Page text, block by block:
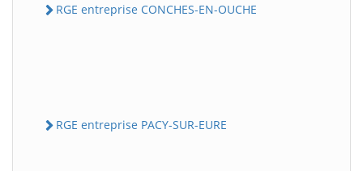
RGE entreprise CONCHES-EN-OUCHE
RGE entreprise PACY-SUR-EURE